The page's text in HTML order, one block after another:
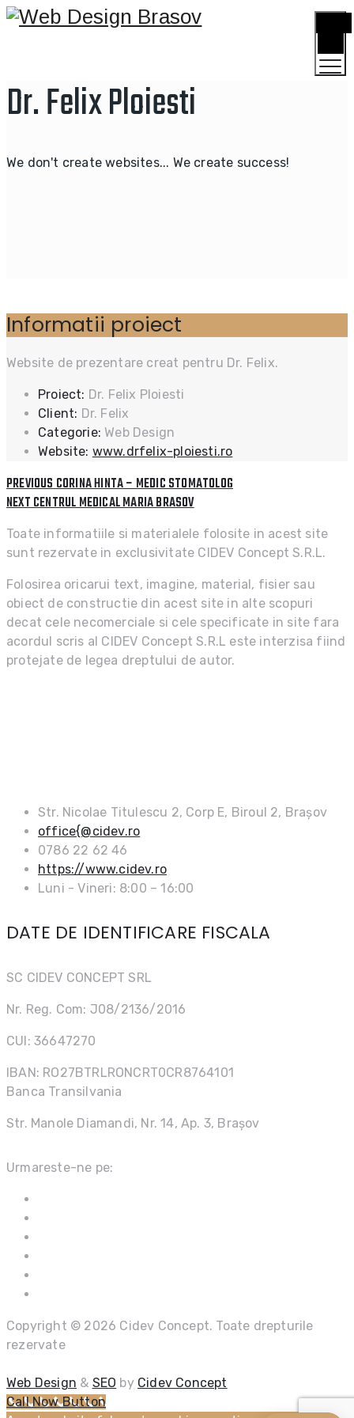
Dr. Felix Ploiesti
We don't create websites... We create success!
Informatii proiect
Website de prezentare creat pentru Dr. Felix.
Proiect: Dr. Felix Ploiesti
Client: Dr. Felix
Categorie: Web Design
Website: www.drfelix-ploiesti.ro
Post
navigation
PREVIOUSPREVIOUS
POST:
CORINA HINTA – MEDIC STOMATOLOG
NEXTNEXT
POST:
CENTRUL MEDICAL MARIA BRASOV
Toate informatiile si materialele folosite in acest site
sunt rezervate in exclusivitate CIDEV Concept S.R.L.
Folosirea oricarui text, imagine, material, fisier sau
obiect de constructie din acest site in alte scopuri
decat cele necomerciale si cele specificate in site fara
acordul scris al CIDEV Concept S.R.L este interzisa fiind
protejate de legea dreptului de autor.
Str. Nicolae Titulescu 2, Corp E, Biroul 2, Brașov
office{@cidev.ro
0786 22 62 46
https://www.cidev.ro
Luni - Vineri: 8:00 – 16:00
DATE DE IDENTIFICARE FISCALA
SC CIDEV CONCEPT SRL
Nr. Reg. Com: J08/2136/2016
CUI: 36647270
IBAN: RO27BTRLRONCRT0CR8764101
Banca Transilvania
Str. Manole Diamandi, Nr. 14, Ap. 3, Brașov
Urmareste-ne pe:
Copyright © 2026 Cidev Concept. Toate drepturile
rezervate
Web Design & SEO by Cidev Concept
Call Now Button